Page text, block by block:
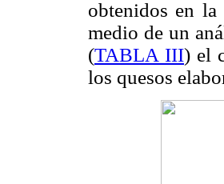
obtenidos en la
medio de un
(TABLA III) el
los quesos